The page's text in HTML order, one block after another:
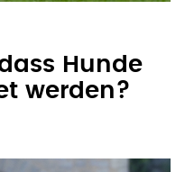
Hunde
werden?